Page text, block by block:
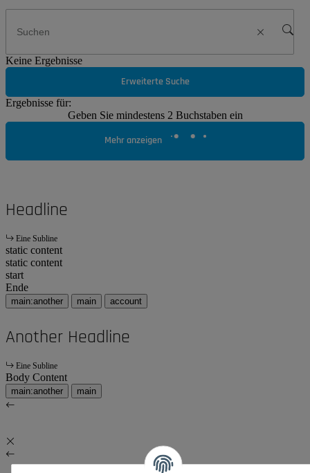
Keine Ergebnisse
Erweiterte Suche
Ergebnisse für:
Geben Sie mindestens 2 Buchstaben ein
Mehr anzeigen
Headline
Eine Subline
static content
static content
start
Ende
main:another main account
Another Headline
Eine Subline
Body Content
main:another main